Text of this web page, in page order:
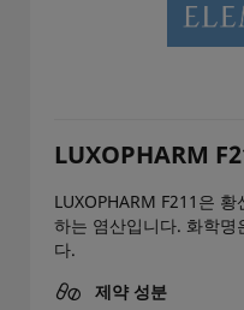
LUXOPHARM
LUXOPHARM F211은
하는 염산입니다. 화학명
다.
제약 성분